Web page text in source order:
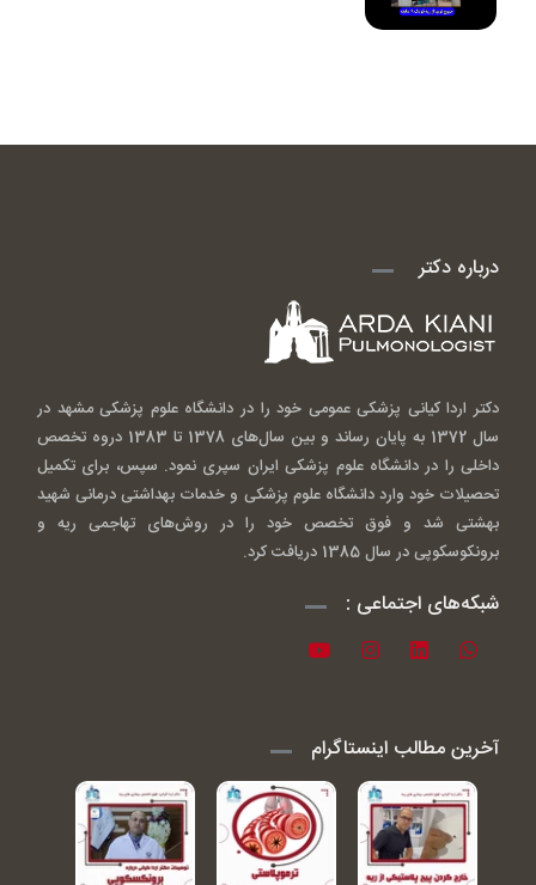
درباره دکتر
دکتر اردا کیانی پزشکی عمومی خود را در دانشگاه علوم پزشکی مشهد در
سال 1372 به پایان رساند و بین سال‌های 1378 تا 1383 دروه تخصص
داخلی را در دانشگاه علوم پزشکی ایران سپری نمود. سپس، برای تکمیل
تحصیلات خود وارد دانشگاه علوم پزشکی و خدمات بهداشتی درمانی شهید
بهشتی شد و فوق تخصص خود را در روش‌های تهاجمی ریه و
برونکوسکوپی در سال 1385 دریافت کرد.
شبکه‌های اجتماعی :
آخرین مطالب اینستاگرام